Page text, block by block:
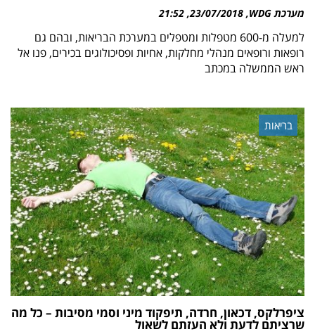
מערכת WDG 23/07/2018
21:52
למעלה מ-600 מטפלות ומטפלים במערכת הבריאות, ובהם גם
רופאות ורופאים מנהלי מחלקות, אחיות ופסיכולוגים בכירים, פנו אל
ראש הממשלה במכתב
בריאות
ציפרלקס, דכאון, חרדה, תיפקוד מיני וסמי מסיבות – כל מה
שרציתם לדעת ולא העזתם לשאול